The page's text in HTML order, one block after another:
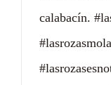
calabacín.